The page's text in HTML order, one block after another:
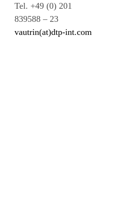
Tel. +49 (0) 201
839588 – 23
vautrin(at)dtp-int.com